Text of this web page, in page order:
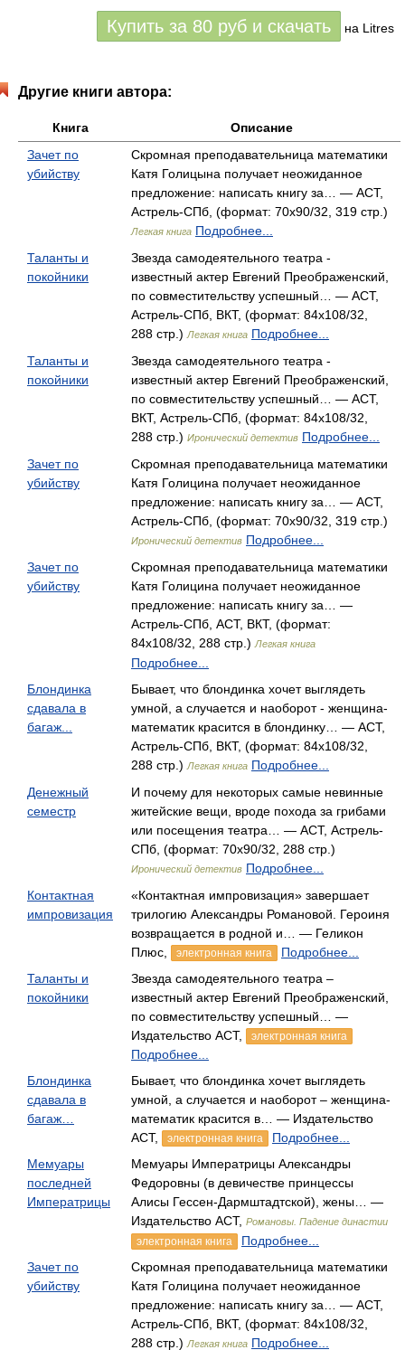
Купить за 80 руб и скачать на Litres
Другие книги автора:
Книга
Описание
Зачет по
убийству
Скромная преподавательница математики
Катя Голицына получает неожиданное
предложение: написать книгу за… — АСТ,
Астрель-СПб, (формат: 70x90/32, 319 стр.)
Легкая книга Подробнее...
Таланты и
покойники
Звезда самодеятельного театра -
известный актер Евгений Преображенский,
по совместительству успешный… — АСТ,
Астрель-СПб, ВКТ, (формат: 84x108/32,
288 стр.) Легкая книга Подробнее...
Таланты и
покойники
Звезда самодеятельного театра -
известный актер Евгений Преображенский,
по совместительству успешный… — АСТ,
ВКТ, Астрель-СПб, (формат: 84x108/32,
288 стр.) Иронический детектив Подробнее...
Зачет по
убийству
Скромная преподавательница математики
Катя Голицина получает неожиданное
предложение: написать книгу за… — АСТ,
Астрель-СПб, (формат: 70x90/32, 319 стр.)
Иронический детектив Подробнее...
Зачет по
убийству
Скромная преподавательница математики
Катя Голицина получает неожиданное
предложение: написать книгу за… —
Астрель-СПб, АСТ, ВКТ, (формат:
84x108/32, 288 стр.) Легкая книга
Подробнее...
Блондинка
сдавала в
багаж...
Бывает, что блондинка хочет выглядеть
умной, а случается и наоборот - женщина-
математик красится в блондинку… — АСТ,
Астрель-СПб, ВКТ, (формат: 84x108/32,
288 стр.) Легкая книга Подробнее...
Денежный
семестр
И почему для некоторых самые невинные
житейские вещи, вроде похода за грибами
или посещения театра… — АСТ, Астрель-
СПб, (формат: 70x90/32, 288 стр.)
Иронический детектив Подробнее...
Контактная
импровизация
«Контактная импровизация» завершает
трилогию Александры Романовой. Героиня
возвращается в родной и… — Геликон
Плюс,
электронная книга
Подробнее...
Таланты и
покойники
Звезда самодеятельного театра –
известный актер Евгений Преображенский,
по совместительству успешный… —
Издательство АСТ,
электронная книга
Подробнее...
Блондинка
сдавала в
багаж…
Бывает, что блондинка хочет выглядеть
умной, а случается и наоборот – женщина-
математик красится в… — Издательство
АСТ,
электронная книга
Подробнее...
Мемуары
последней
Императрицы
Мемуары Императрицы Александры
Федоровны (в девичестве принцессы
Алисы Гессен-Дармштадтской), жены… —
Издательство АСТ, Романовы. Падение династии
электронная книга
Подробнее...
Зачет по
убийству
Скромная преподавательница математики
Катя Голицина получает неожиданное
предложение: написать книгу за… — АСТ,
Астрель-СПб, ВКТ, (формат: 84x108/32,
288 стр.) Легкая книга Подробнее...